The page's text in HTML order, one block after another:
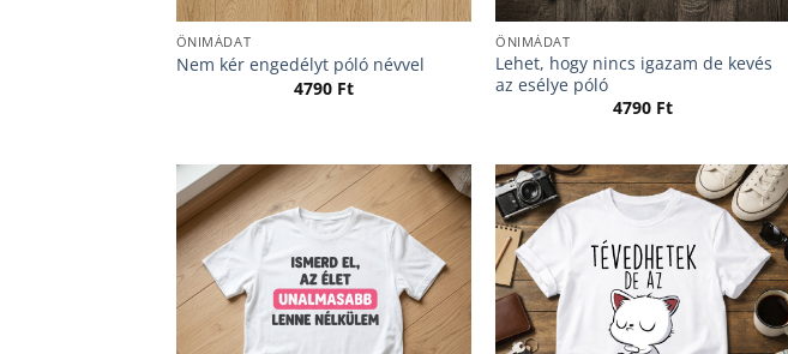
ÖNIMÁDAT
Nem kér engedélyt póló névvel
4790 Ft
ÖNIMÁDAT
Lehet, hogy nincs igazam de kevés
az esélye póló
4790 Ft